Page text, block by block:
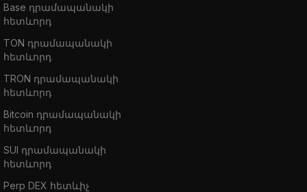
Base դրամապանակի
հետևորդ
TON դրամապանակի
հետևորդ
TRON դրամապանակի
հետևորդ
Bitcoin դրամապանակի
հետևորդ
SUI դրամապանակի
հետևորդ
Perp DEX հետևիչ